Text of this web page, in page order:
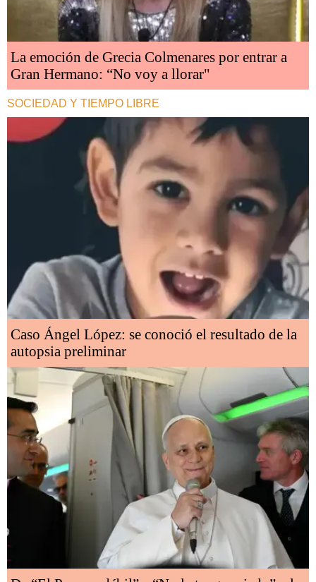
La emoción de Grecia Colmenares por entrar a
Gran Hermano: “No voy a llorar"
SOCIEDAD Y TIEMPO LIBRE
Caso Ángel López: se conoció el resultado de la
autopsia preliminar